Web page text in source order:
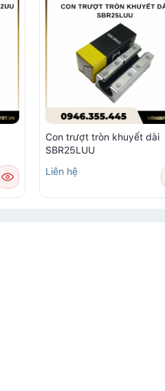
Con trượt tròn khuyết dài
SBR25LUU
Liên hệ